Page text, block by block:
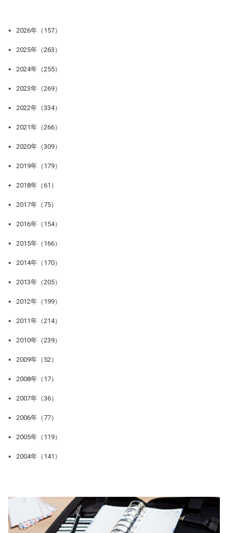
2026年（157）
2025年（263）
2024年（255）
2023年（269）
2022年（334）
2021年（266）
2020年（309）
2019年（179）
2018年（61）
2017年（75）
2016年（154）
2015年（166）
2014年（170）
2013年（205）
2012年（199）
2011年（214）
2010年（239）
2009年（52）
2008年（17）
2007年（36）
2006年（77）
2005年（119）
2004年（141）